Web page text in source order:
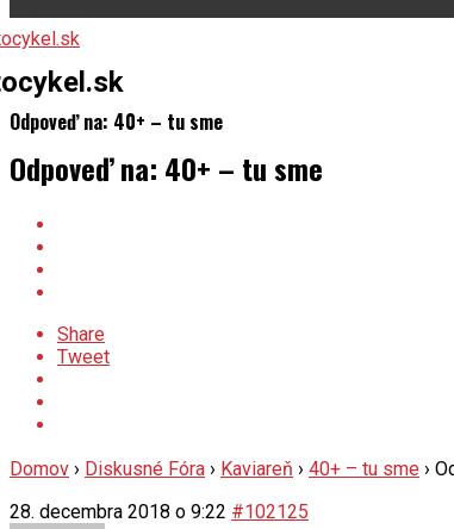
Odpoveď na: 40+ – tu sme
Odpoveď na: 40+ – tu sme
Share
Tweet
Domov › Diskusné Fóra › Kaviareň › 40+ – tu sme ›
28. decembra 2018 o 9:22 #102125